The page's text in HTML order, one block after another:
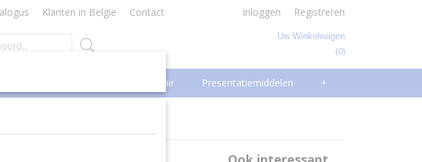
Klanten in Belgie Contact Inloggen Registreren
Uw Winkelwagen
(0)
Facilitair Presentatiemiddelen +